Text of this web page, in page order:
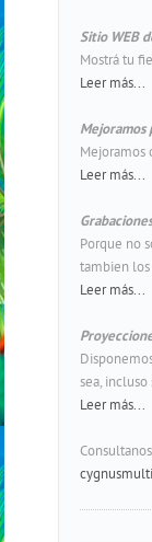
Sitio WEB
Mostrá tu
Leer más...
Mejoramos
Mejoramos
Leer más...
Porque no
tambien
Leer más...
sea,
Leer más...